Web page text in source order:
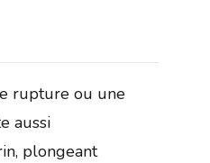
rupture ou une
aussi
plongeant